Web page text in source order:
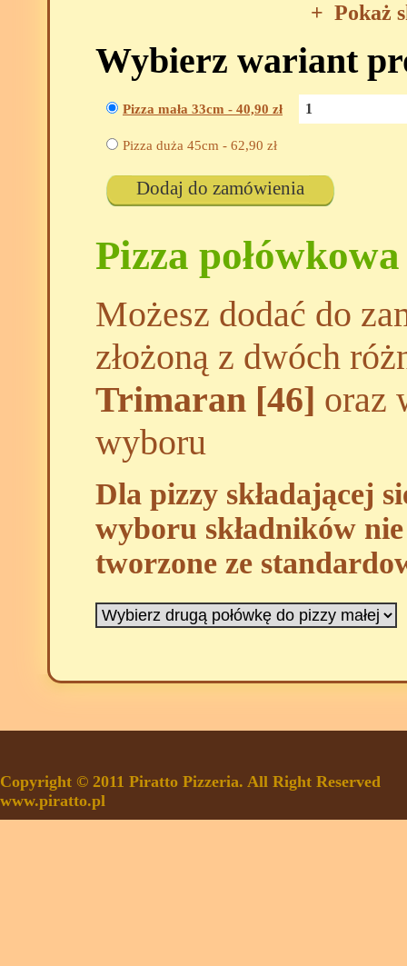
+ Pokaż
Wybierz wariant
Pizza mała 33cm - 40,90 zł
Pizza duża 45cm - 62,90 zł
Dodaj do zamówienia
Pizza połówkowa
Możesz dodać do
złożoną z dwóch
Trimaran [46] oraz
wyboru
Dla pizzy składającej
wyboru składników
tworzone ze
Copyright © 2011 Piratto Pizzeria. All Right Reserved
www.piratto.pl